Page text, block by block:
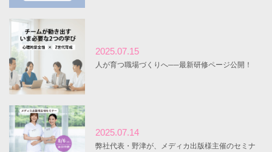
2025.07.15
人が育つ職場づくりへ──最新研修ページ公開！
2025.07.14
弊社代表・野津が、メディカ出版様主催のセミナ